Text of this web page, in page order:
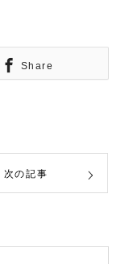
Share
次の記事